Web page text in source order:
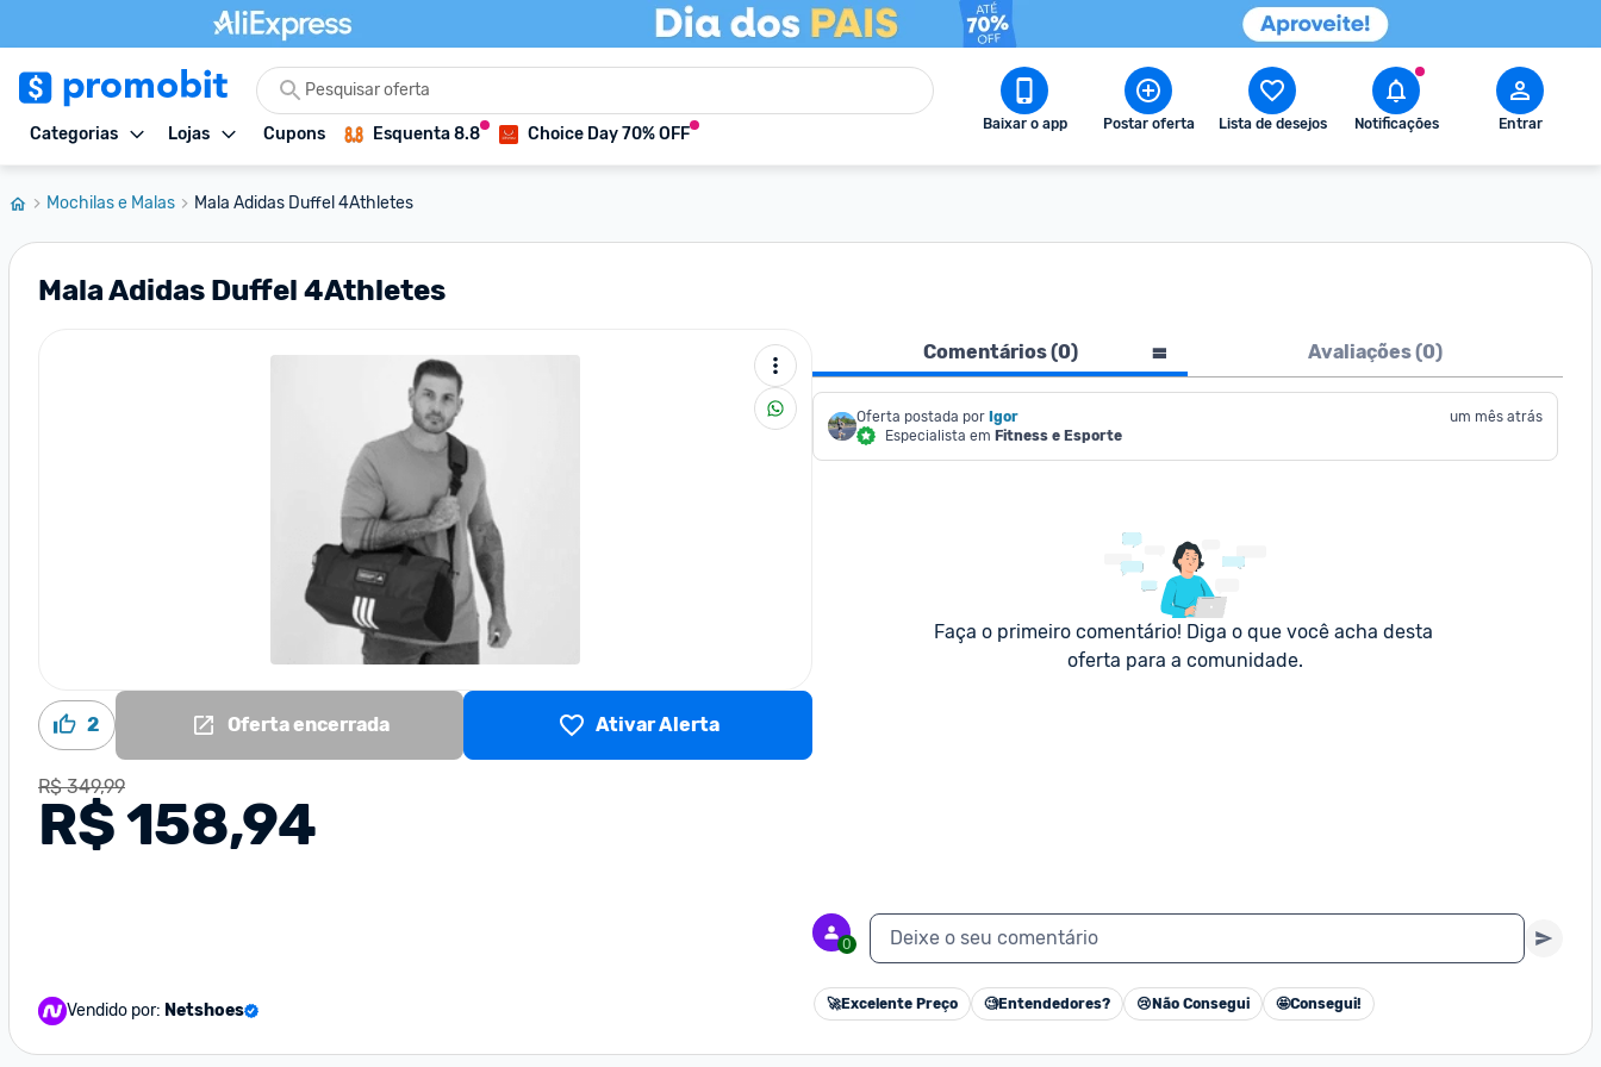
Categorias Lojas Cupons Esquenta 8.8 Choice Day 70% OFF Baixar o app Postar oferta Lista de desejos Notificações Entrar
Mochilas e Malas Mala Adidas Duffel 4Athletes
Mala Adidas Duffel 4Athletes
2 Oferta encerrada Ativar Alerta
R$ 349,99
R$ 158,94
Vendido por: Netshoes
Comentários (0) Avaliações (0)
Oferta postada por Igor
Especialista em Fitness e Esporte
um mês atrás
Faça o primeiro comentário! Diga o que você acha desta
oferta para a comunidade.
0 Deixe o seu comentário
🚀Excelente Preço 🧐Entendedores? 😢 Não Consegui 🤩Consegui!